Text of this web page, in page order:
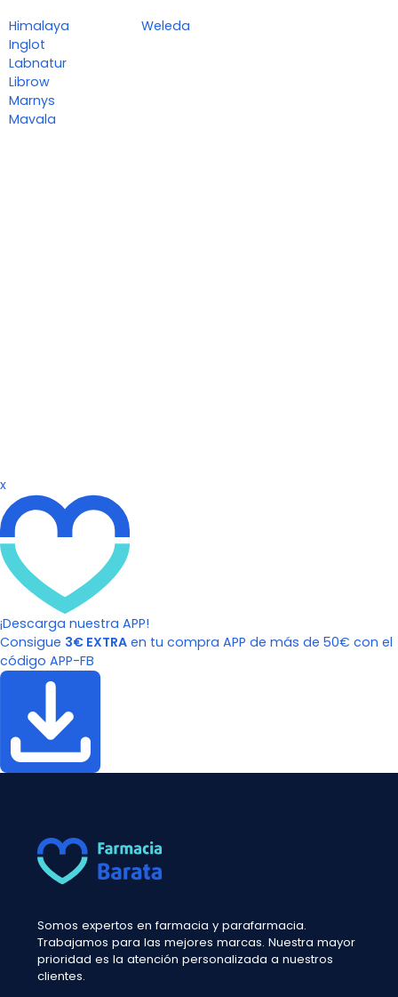
Himalaya
Inglot
Labnatur
Librow
Marnys
Mavala
Weleda
x
¡Descarga nuestra APP!
Consigue 3€ EXTRA en tu compra APP de más de 50€ con el
código APP-FB
Somos expertos en farmacia y parafarmacia.
Trabajamos para las mejores marcas. Nuestra mayor
prioridad es la atención personalizada a nuestros
clientes.